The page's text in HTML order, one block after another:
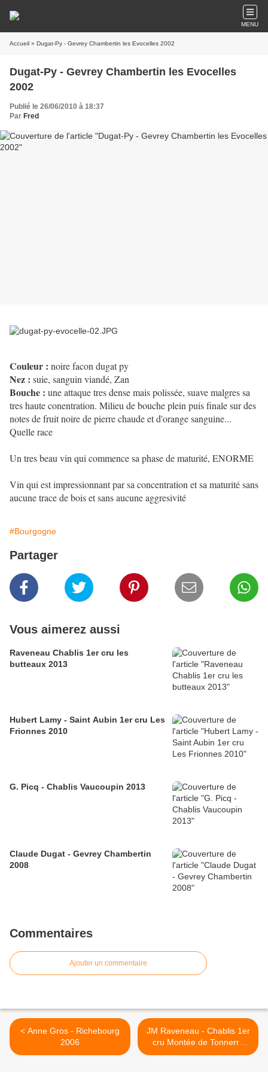
MENU
Accueil » Dugat-Py - Gevrey Chambertin les Evocelles 2002
Dugat-Py - Gevrey Chambertin les Evocelles
2002
Publié le 26/06/2010 à 18:37
Par Fred
Couleur : noire facon dugat py
Nez : suie, sanguin viandé, Zan
Bouche : une attaque tres dense mais polissée, suave malgres sa
tres haute conentration. Milieu de bouche plein puis finale sur des
notes de fruit noire de pierre chaude et d'orange sanguine...
Quelle race
Un tres beau vin qui commence sa phase de maturité, ENORME
Vin qui est impressionnant par sa concentration et sa maturité sans
aucune trace de bois et sans aucune aggresivité
#Bourgogne
Partager
Vous aimerez aussi
Raveneau Chablis 1er cru les
butteaux 2013
Hubert Lamy - Saint Aubin 1er cru Les
Frionnes 2010
G. Picq - Chablis Vaucoupin 2013
Claude Dugat - Gevrey Chambertin
2008
Commentaires
Ajouter un commentaire
< Anne Gros - Richebourg
2006
JM Raveneau - Chablis 1er
cru Montée de Tonnerre
2000 >